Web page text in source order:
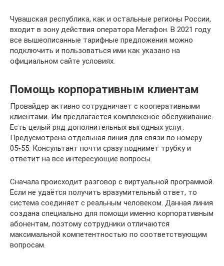
Чувашская республика, как и остальные регионы России,
входит в зону действия оператора Мегафон. В 2021 году
все вышеописанные тарифные предложения можно
подключить и пользоваться ими как указано на
официальном сайте условиях.
Помощь корпоративным клиентам
Провайдер активно сотрудничает с кооперативными
клиентами. Им предлагается комплексное обслуживание.
Есть целый ряд дополнительных выгодных услуг.
Предусмотрена отдельная линия для связи по номеру
05-55. Консультант почти сразу поднимет трубку и
ответит на все интересующие вопросы.
Сначала происходит разговор с виртуальной программой.
Если не удаётся получить вразумительный ответ, то
система соединяет с реальным человеком. Данная линия
создана специально для помощи именно корпоративным
абонентам, поэтому сотрудники отличаются
максимальной компетентностью по соответствующим
вопросам.